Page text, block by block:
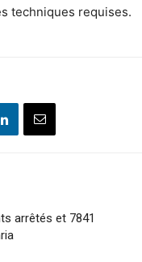
techniques requises.
arrêtés et 7841